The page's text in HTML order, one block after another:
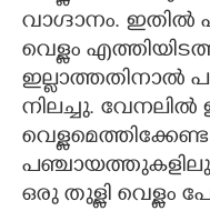
വാഗ്ദാനം. ഇതിൽ
വെള്ളം
ഇല്ലാത്തതിനാൽ
നിലച്ചു. വേനലിൽ
ഒരു തുള്ളി വെള്ളം